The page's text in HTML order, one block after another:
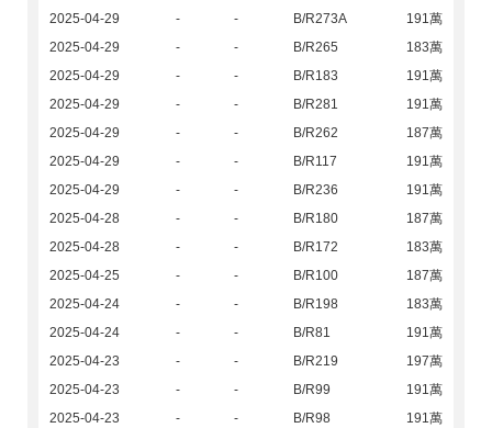
2025-04-29
- - B/R273A
191萬
2025-04-29
- - B/R265
183萬
2025-04-29
- - B/R183
191萬
2025-04-29
- - B/R281
191萬
2025-04-29
- - B/R262
187萬
2025-04-29
- - B/R117
191萬
2025-04-29
- - B/R236
191萬
2025-04-28
- - B/R180
187萬
2025-04-28
- - B/R172
183萬
2025-04-25
- - B/R100
187萬
2025-04-24
- - B/R198
183萬
2025-04-24
- - B/R81
191萬
2025-04-23
- - B/R219
197萬
2025-04-23
- - B/R99
191萬
2025-04-23
- - B/R98
191萬